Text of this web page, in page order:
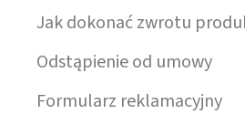
Jak dokonać zwrotu
Odstąpienie od umowy
Formularz reklamacyjny